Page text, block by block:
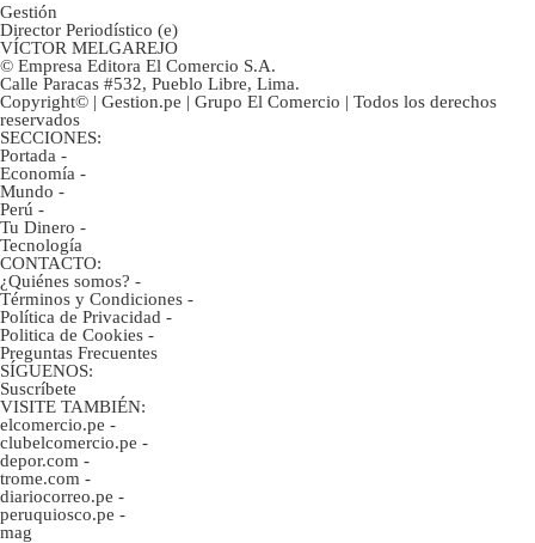
Gestión
Director Periodístico (e)
VÍCTOR MELGAREJO
© Empresa Editora El Comercio S.A.
Calle Paracas #532, Pueblo Libre, Lima.
Copyright© | Gestion.pe | Grupo El Comercio | Todos los derechos
reservados
SECCIONES:
Portada -
Economía -
Mundo -
Perú -
Tu Dinero -
Tecnología
CONTACTO:
¿Quiénes somos? -
Términos y Condiciones -
Política de Privacidad -
Politica de Cookies -
Preguntas Frecuentes
SÍGUENOS:
Suscríbete
VISITE TAMBIÉN:
elcomercio.pe -
clubelcomercio.pe -
depor.com -
trome.com -
diariocorreo.pe -
peruquiosco.pe -
mag